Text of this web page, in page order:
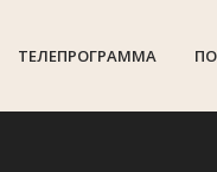
ТЕЛЕПРОГРАММА